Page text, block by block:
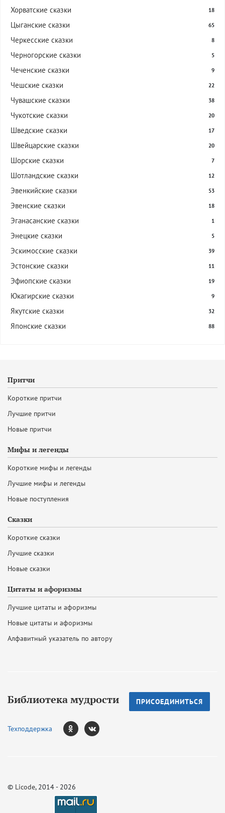
Хорватские сказки 18
Цыганские сказки 65
Черкесские сказки 8
Черногорские сказки 5
Чеченские сказки 9
Чешские сказки 22
Чувашские сказки 38
Чукотские сказки 20
Шведские сказки 17
Швейцарские сказки 20
Шорские сказки 7
Шотландские сказки 12
Эвенкийские сказки 53
Эвенские сказки 18
Эганасанские сказки 1
Энецкие сказки 5
Эскимосские сказки 39
Эстонские сказки 11
Эфиопские сказки 19
Юкагирские сказки 9
Якутские сказки 32
Японские сказки 88
Притчи
Короткие притчи
Лучшие притчи
Новые притчи
Мифы и легенды
Короткие мифы и легенды
Лучшие мифы и легенды
Новые поступления
Сказки
Короткие сказки
Лучшие сказки
Новые сказки
Цитаты и афоризмы
Лучшие цитаты и афоризмы
Новые цитаты и афоризмы
Алфавитный указатель по автору
Библиотека мудрости ПРИСОЕДИНИТЬСЯ
Техподдержка
© Licode, 2014 - 2026